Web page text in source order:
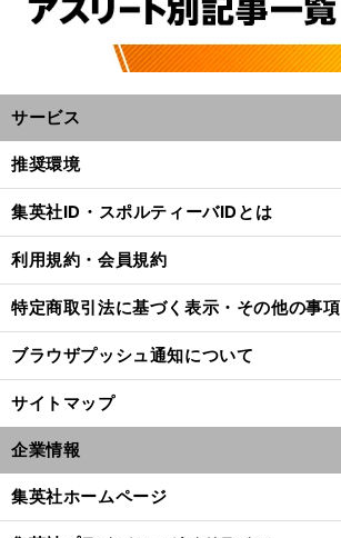
サービス
推奨環境
集英社ID・スポルティーバIDとは
利用規約・会員規約
特定商取引法に基づく表示・その他の事項
ブラウザプッシュ通知について
サイトマップ
企業情報
集英社ホームページ